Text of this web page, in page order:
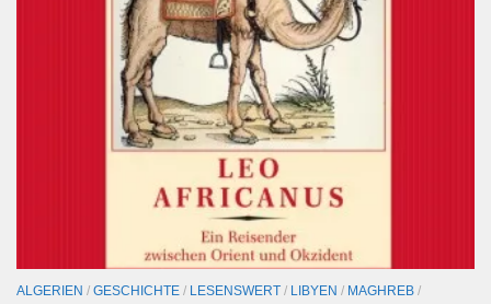
ALGERIEN / GESCHICHTE / LESENSWERT / LIBYEN / MAGHREB /